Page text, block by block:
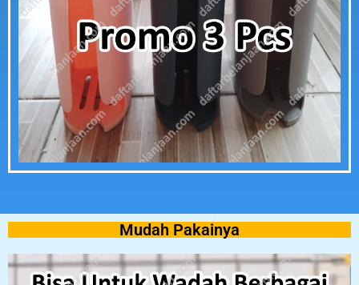
Mudah Pakainya